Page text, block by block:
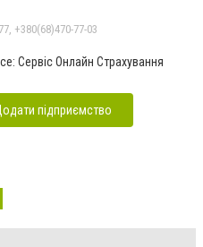
+380(68)470-77-03
Сервіс Онлайн Страхування
підприємство